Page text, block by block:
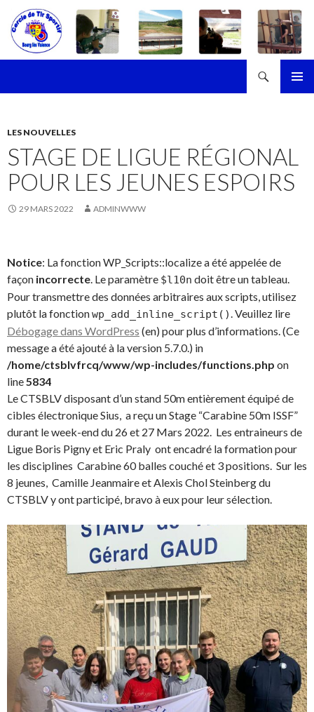
LES NOUVELLES
STAGE DE LIGUE RÉGIONAL
POUR LES JEUNES ESPOIRS
29 MARS 2022 ADMINWWW
Notice: La fonction WP_Scripts::localize a été appelée de
façon incorrecte. Le paramètre $l10n doit être un tableau.
Pour transmettre des données arbitraires aux scripts, utilisez
plutôt la fonctionwp_add_inline_script(). Veuillez lire
Débogage dans WordPress (en) pour plus d’informations. (Ce
message a été ajouté à la version 5.7.0.) in
/home/ctsblvfrcq/www/wp-includes/functions.php on
line5834
Le CTSBLV disposant d’un stand 50m entièrement équipé de
cibles électronique Sius, a reçu un Stage “Carabine 50m ISSF”
durant le week-end du 26 et 27 Mars 2022. Les entraineurs de
Ligue Boris Pigny et Eric Praly ont encadré la formation pour
les disciplines Carabine 60 balles couché et 3 positions. Sur les
8 jeunes, Camille Jeanmaire et Alexis Chol Steinberg du
CTSBLV y ont participé, bravo à eux pour leur sélection.